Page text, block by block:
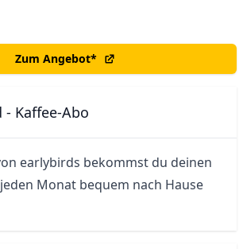
Zum Angebot*
Kaffee-Abo
earlybirds bekommst du deinen
Monat bequem nach Hause